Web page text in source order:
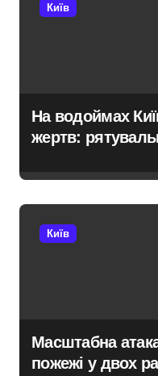
Київ
На водоймах
жертв:
трагедій
Київ
Масштабна
пожежі у двох